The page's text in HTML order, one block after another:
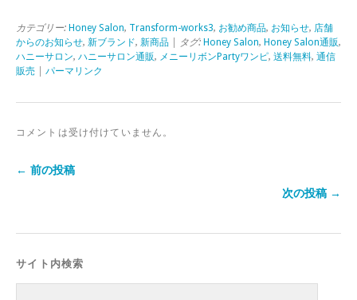
カテゴリー: Honey Salon, Transform-works3, お勧め商品, お知らせ, 店舗
からのお知らせ, 新ブランド, 新商品 | タグ: Honey Salon, Honey Salon通販,
ハニーサロン, ハニーサロン通販, メニーリボンPartyワンピ, 送料無料, 通信
販売
パーマリンク
コメントは受け付けていません。
← 前の投稿
次の投稿 →
サイト内検索